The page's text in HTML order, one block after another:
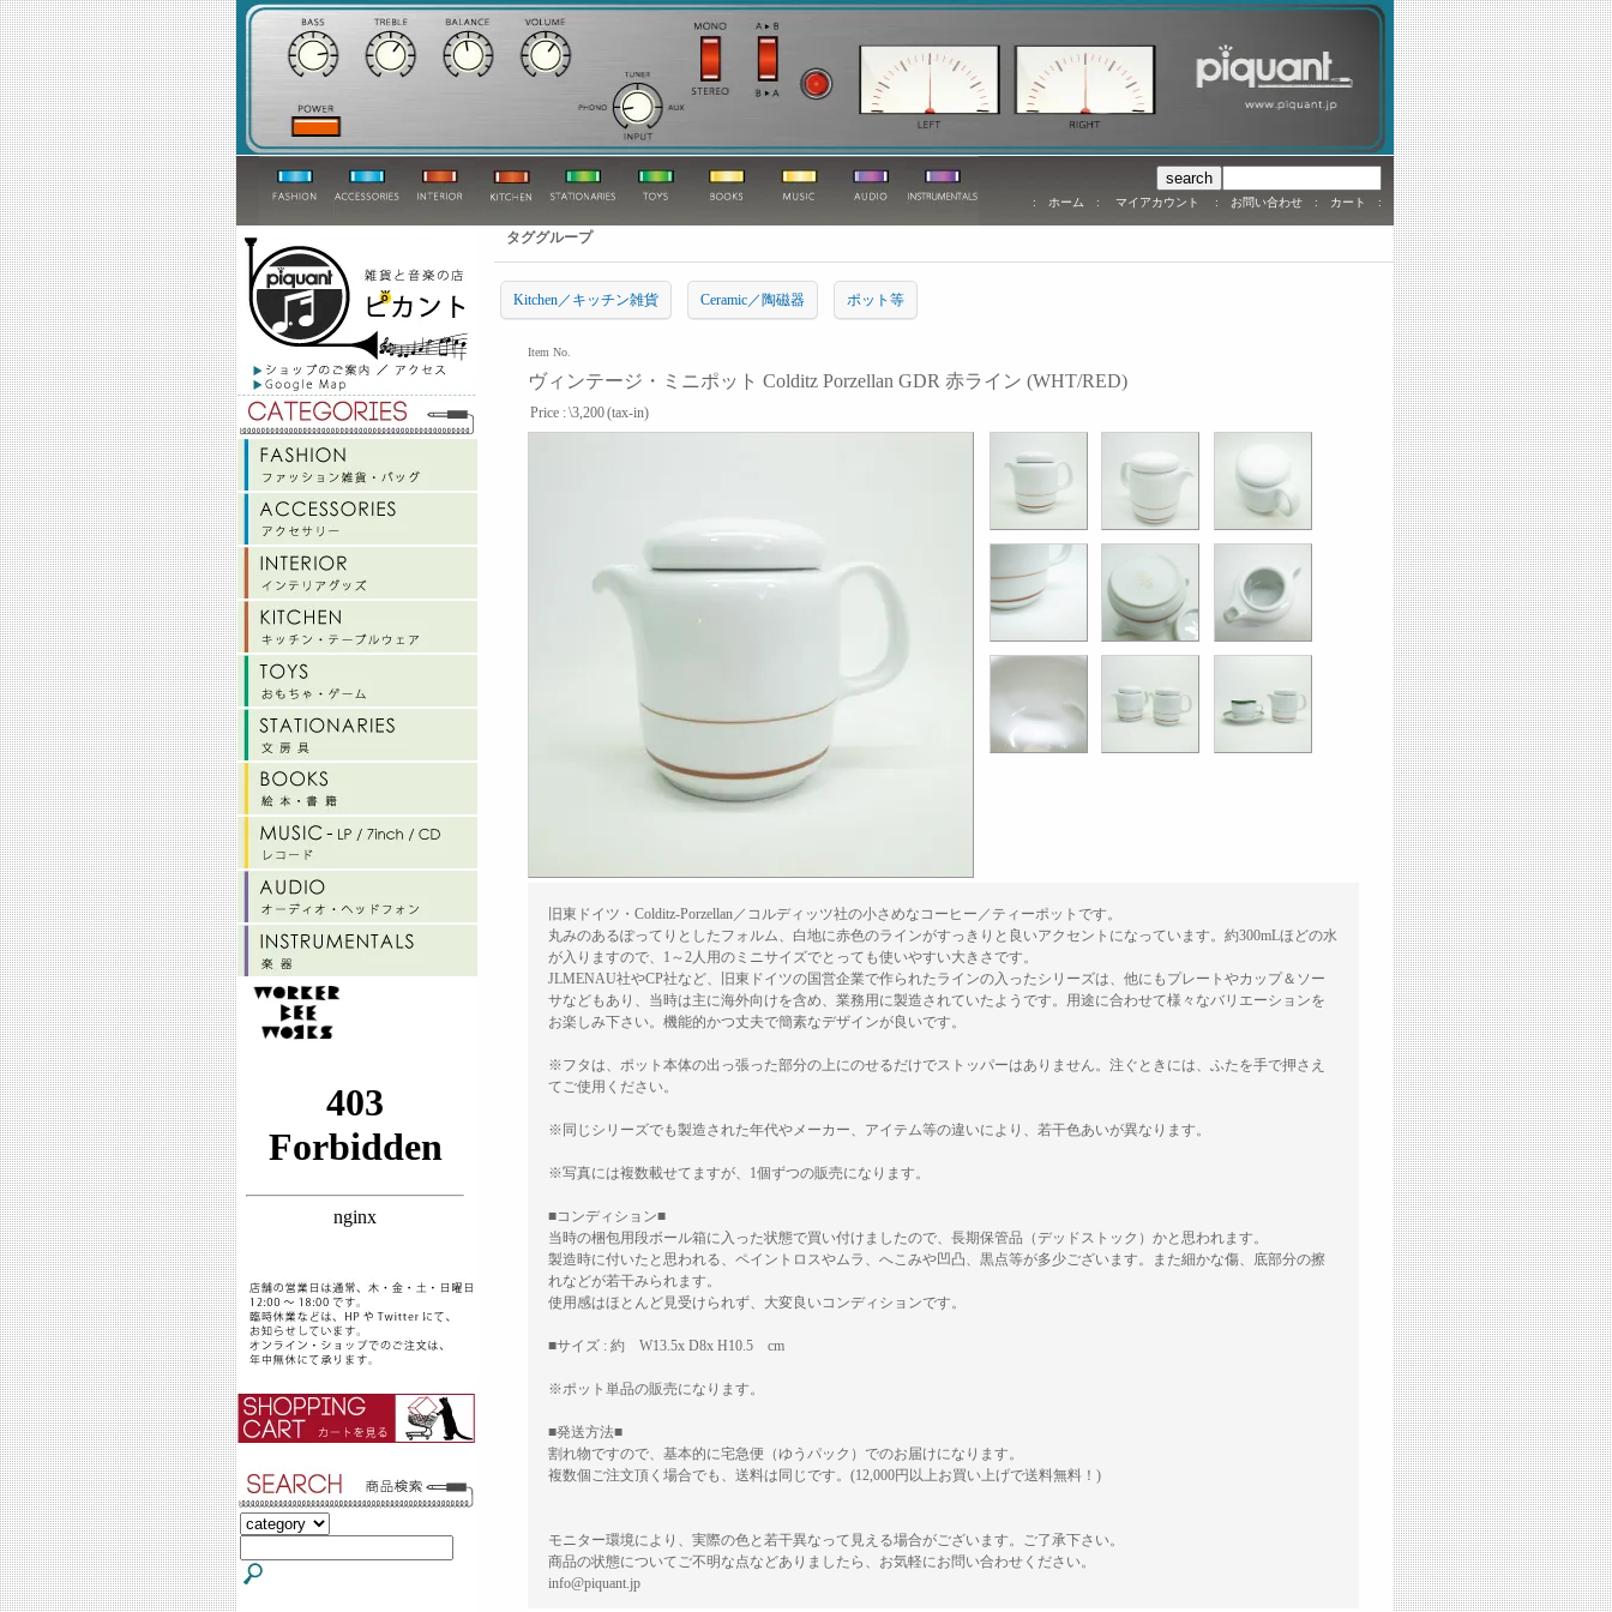
: ホーム : マイアカウント : お問い合わせ : カート :
タググループ
Kitchen／キッチン雑貨 Ceramic／陶磁器 ポット等
Item No.
ヴィンテージ・ミニポット Colditz Porzellan GDR 赤ライン (WHT/RED)
Price :\3,200(tax-in)
旧東ドイツ・Colditz-Porzellan／コルディッツ社の小さめなコーヒー／ティーポットです。
丸みのあるぽってりとしたフォルム、白地に赤色のラインがすっきりと良いアクセントになっています。約300mLほどの水
が入りますので、1～2人用のミニサイズでとっても使いやすい大きさです。
JLMENAU社やCP社など、旧東ドイツの国営企業で作られたラインの入ったシリーズは、他にもプレートやカップ＆ソー
サなどもあり、当時は主に海外向けを含め、業務用に製造されていたようです。用途に合わせて様々なバリエーションを
お楽しみ下さい。機能的かつ丈夫で簡素なデザインが良いです。
※フタは、ポット本体の出っ張った部分の上にのせるだけでストッパーはありません。注ぐときには、ふたを手で押さえ
てご使用ください。
※同じシリーズでも製造された年代やメーカー、アイテム等の違いにより、若干色あいが異なります。
※写真には複数載せてますが、1個ずつの販売になります。
■コンディション■
当時の梱包用段ボール箱に入った状態で買い付けましたので、長期保管品（デッドストック）かと思われます。
製造時に付いたと思われる、ペイントロスやムラ、へこみや凹凸、黒点等が多少ございます。また細かな傷、底部分の擦
れなどが若干みられます。
使用感はほとんど見受けられず、大変良いコンディションです。
■サイズ : 約 W13.5x D8x H10.5 cm
※ポット単品の販売になります。
■発送方法■
割れ物ですので、基本的に宅急便（ゆうパック）でのお届けになります。
複数個ご注文頂く場合でも、送料は同じです。(12,000円以上お買い上げで送料無料！)
モニター環境により、実際の色と若干異なって見える場合がございます。ご了承下さい。
商品の状態についてご不明な点などありましたら、お気軽にお問い合わせください。
info@piquant.jp